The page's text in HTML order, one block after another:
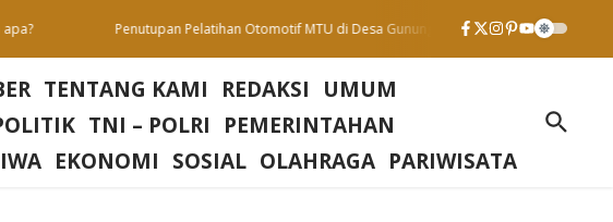
Penutupan Pelatihan Otomotif MTU di Desa Gunung Sari : Wujud Komitmen
TENTANG KAMI REDAKSI
UMUM
TNI – POLRI
PEMERINTAHAN
EKONOMI SOSIAL OLAHRAGA PARIWISATA